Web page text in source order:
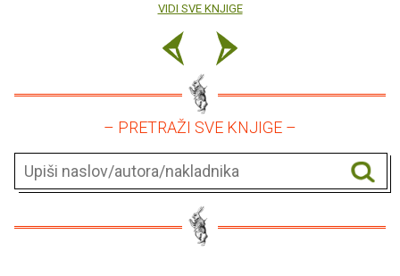
VIDI SVE KNJIGE
– PRETRAŽI SVE KNJIGE –